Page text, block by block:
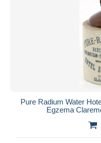
Pure Radium Water
Egzema